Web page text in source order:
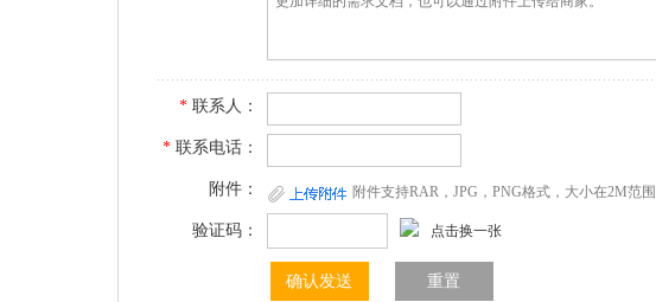
* 联系人：
* 联系电话：
附件： 附件支持RAR，JPG，PNG格式，大小在2M范围
验证码： 点击换一张